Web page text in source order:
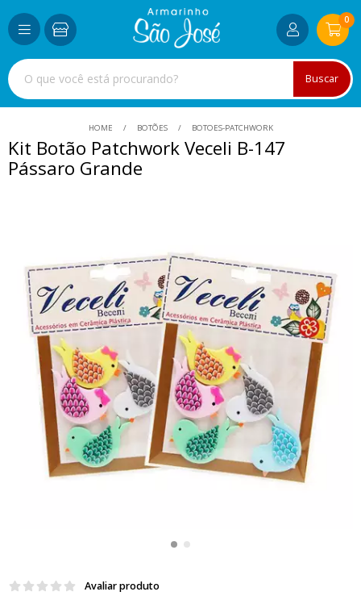
Buscar
0
HOME BOTÕES BOTOES-PATCHWORK
Kit Botão Patchwork Veceli B-147
Pássaro Grande
Avaliar produto